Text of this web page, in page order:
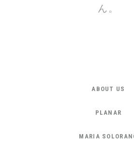
ん。
ABOUT US
PLANAR
MARIA